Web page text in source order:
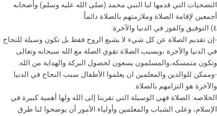
التضحيات التي قدمها لنا النبي محمد (صلى الله عليه وسلم) وأصحابه
أجمعين لإقامة الصلاة وملازمتهم بالصلاة دائماً.
٤) التوفيق والفوز في الدنيا والآخرة:
-إن تقديم الصلاة عن كل شيء لا يشبع الروح فقط بل تكون وسيلة للنجاح
في الدنيا والآخرة ،وبسبب الصلاة تقوي الصلة مع الله سبحانه وتعالى
وتكون متمسكه،والمسلمون يسعون لحصول البركة والهداية من الله.
-وممكن للوالدين والمعلمين ان يعلموا الأطفال سبب النجاح في الدنيا
والآخرة هو التزامهم بالصلاة.
الخلاصه: الصلاة فهي الوسيلة التي تقربنا إلى الله ولها أهمية كبيرة في
الإسلام، وعلى الشباب والمعلمين وأولياء الأمور أن يوضحوا لنا طرق